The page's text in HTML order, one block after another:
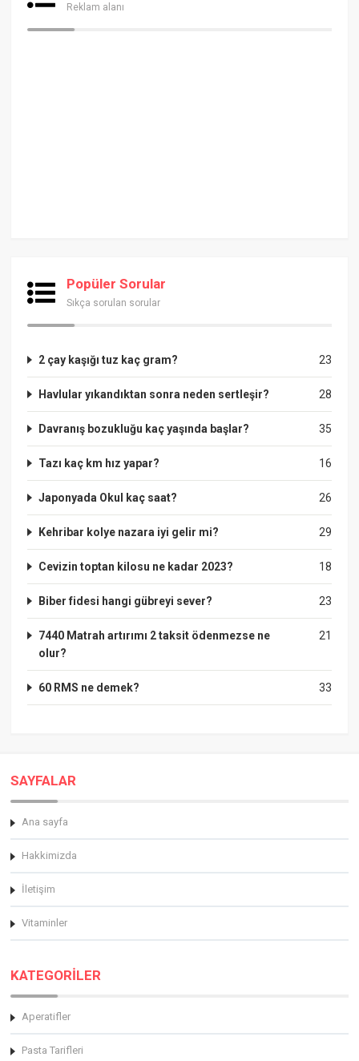
Reklam alanı
Popüler Sorular
Sıkça sorulan sorular
23
2 çay kaşığı tuz kaç gram?
28
Havlular yıkandıktan sonra neden sertleşir?
35
Davranış bozukluğu kaç yaşında başlar?
16
Tazı kaç km hız yapar?
26
Japonyada Okul kaç saat?
29
Kehribar kolye nazara iyi gelir mi?
18
Cevizin toptan kilosu ne kadar 2023?
23
Biber fidesi hangi gübreyi sever?
21
7440 Matrah artırımı 2 taksit ödenmezse ne
olur?
33
60 RMS ne demek?
SAYFALAR
Ana sayfa
Hakkimizda
İletişim
Vitaminler
KATEGORİLER
Aperatifler
Pasta Tarifleri